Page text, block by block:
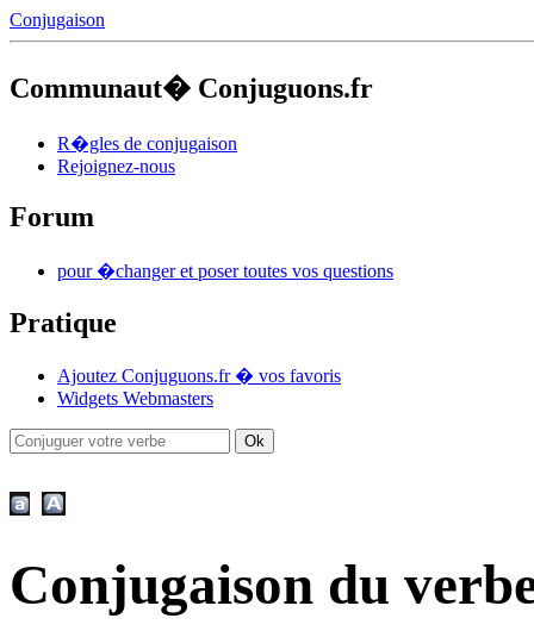
Conjugaison
Communaut� Conjuguons.fr
R�gles de conjugaison
Rejoignez-nous
Forum
pour �changer et poser toutes vos questions
Pratique
Ajoutez Conjuguons.fr � vos favoris
Widgets Webmasters
Conjugaison du